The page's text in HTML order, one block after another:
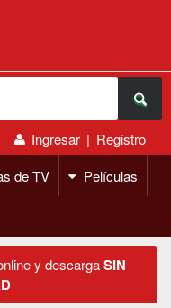
Ingresar | Registro
de TV Películas
y descargaSIN